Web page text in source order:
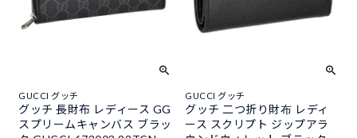
GUCCI グッチ
グッチ 長財布 レディース GG
スプリームキャンバス ブラッ
GUCCI グッチ
グッチ 二つ折り財布 レディ
ース スクリプト ジップアラ